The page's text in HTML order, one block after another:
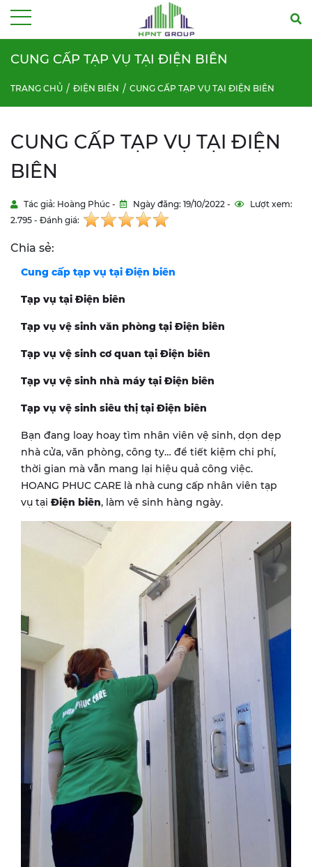
CUNG CẤP TẠP VỤ TẠI ĐIỆN BIÊN
TRANG CHỦ ĐIỆN BIÊN CUNG CẤP TẠP VỤ TẠI ĐIỆN BIÊN
CUNG CẤP TẠP VỤ TẠI ĐIỆN
BIÊN
Tác giả: Hoàng Phúc - Ngày đăng: 19/10/2022 -
Lượt xem:
2.795 - Đánh giá:
Chia sẻ:
Cung cấp tạp vụ tại Điện biên
Tạp vụ tại Điện biên
Tạp vụ vệ sinh văn phòng tại Điện biên
Tạp vụ vệ sinh cơ quan tại Điện biên
Tạp vụ vệ sinh nhà máy tại Điện biên
Tạp vụ vệ sinh siêu thị tại Điện biên
Bạn đang loay hoay tìm nhân viên vệ sinh, dọn dẹp
nhà cửa, văn phòng, công ty… để tiết kiệm chi phí,
thời gian mà vẫn mang lại hiệu quả công việc.
HOANG PHUC CARE là nhà cung cấp nhân viên tạp
vụ tại Điện biên, làm vệ sinh hàng ngày.